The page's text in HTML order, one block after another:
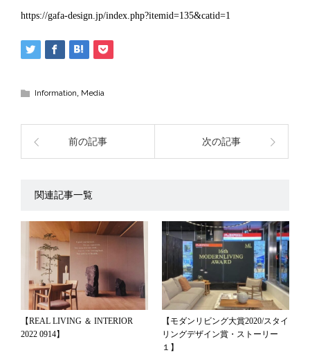
https://gafa-design.jp/index.php?itemid=135&catid=1
Information, Media
前の記事 次の記事
関連記事一覧
【REAL LIVING ＆ INTERIOR
2022 0914】
【モダンリビング大賞2020/スタイ
リングデザイン賞・ストーリー
１】